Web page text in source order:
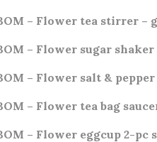
– Flower tea stirrer –
– Flower sugar shaker
– Flower salt &
– Flower tea bag
– Flower eggcup 2-pc